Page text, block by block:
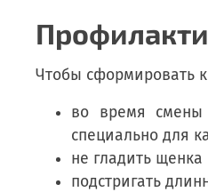
Чтобы сформировать
во время смены
специально для
не гладить щенка
подстригать